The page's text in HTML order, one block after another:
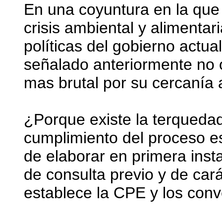
En una coyuntura en la
crisis ambiental y
políticas del gobierno
señalado anteriormente
mas brutal por su cercanía
¿Porque existe la
cumplimiento del proceso
de elaborar en primera
de consulta previo y de
establece la CPE y los